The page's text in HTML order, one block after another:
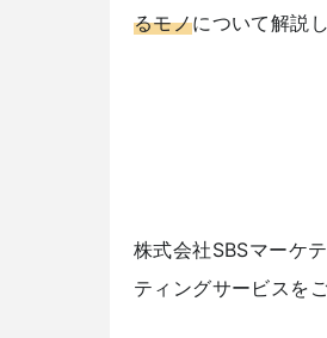
るモノについて解説
株式会社SBSマーケ
ティングサービスを